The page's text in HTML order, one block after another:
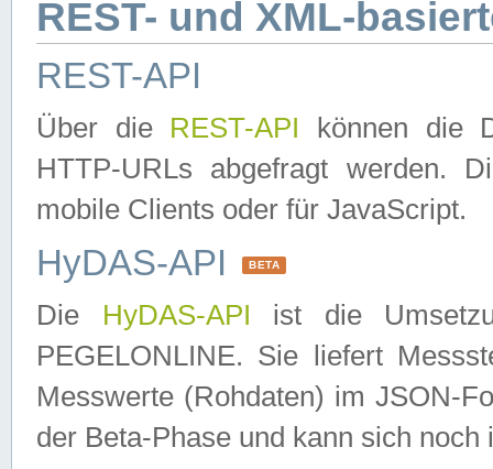
REST- und XML-
REST-API
Über die REST-API können die
HTTP-URLs abgefragt werden.
mobile Clients oder für JavaScript.
HyDAS-API BETA
Die HyDAS-API ist die
PEGELONLINE. Sie liefert
Messwerte (Rohdaten) im JSON-
der Beta-Phase und kann sich noch